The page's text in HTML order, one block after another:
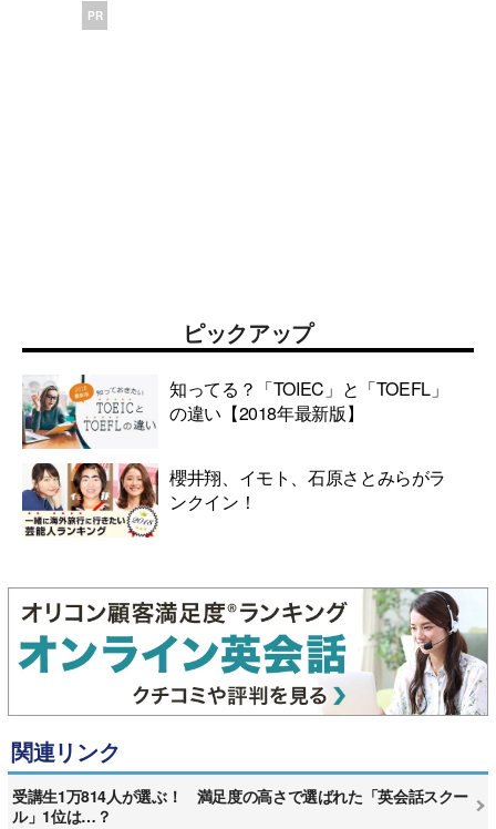
PR
ピックアップ
知ってる？「TOIEC」と「TOEFL」
の違い【2018年最新版】
櫻井翔、イモト、石原さとみらがラ
ンクイン！
関連リンク
受講生1万814人が選ぶ！ 満足度の高さで選ばれた「英会話スクー
ル」1位は…？